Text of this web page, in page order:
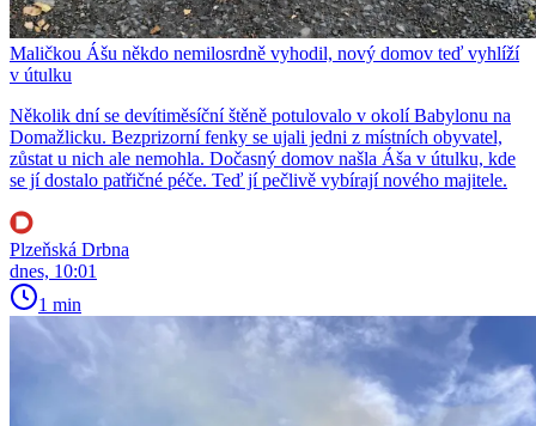
Maličkou Ášu někdo nemilosrdně vyhodil, nový domov teď vyhlíží
v útulku
Několik dní se devítiměsíční štěně potulovalo v okolí Babylonu na
Domažlicku. Bezprizorní fenky se ujali jedni z místních obyvatel,
zůstat u nich ale nemohla. Dočasný domov našla Áša v útulku, kde
se jí dostalo patřičné péče. Teď jí pečlivě vybírají nového majitele.
Plzeňská Drbna
dnes, 10:01
1 min